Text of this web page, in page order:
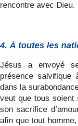
rencontre avec Dieu.
4. À toutes les
Jésus a envoyé
présence salvifique
dans la
veut que tous soient
son sacrifice
afin que tout